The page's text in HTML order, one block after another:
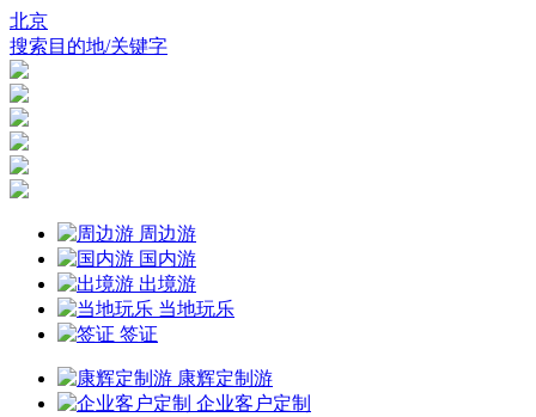
北京
搜索目的地/关键字
周边游
国内游
出境游
当地玩乐
签证
康辉定制游
企业客户定制